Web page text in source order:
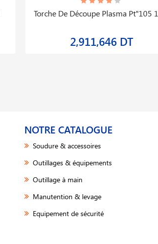
Torche De Découpe Plasma Pt"105
2,911,646 DT
NOTRE CATALOGUE
Soudure & accessoires
Outillages & équipements
Outillage à main
Manutention & levage
Equipement de sécurité